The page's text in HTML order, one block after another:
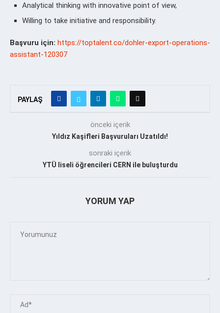
Analytical thinking with innovative point of view,
Willing to take initiative and responsibility.
Başvuru için: https://toptalent.co/dohler-export-operations-
assistant-120307
PAYLAŞ
önceki içerik
Yıldız Kaşifleri Başvuruları Uzatıldı!
sonraki içerik
YTÜ liseli öğrencileri CERN ile buluşturdu
YORUM YAP